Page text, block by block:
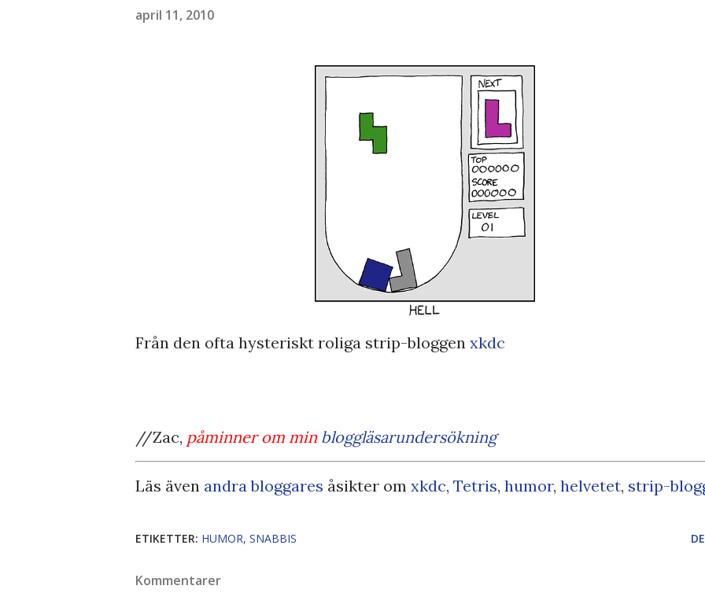
april 11, 2010
Från den ofta hysteriskt roliga strip-bloggen xkdc
//Zac, påminner om min bloggläsarundersökning
Läs även andra bloggares åsikter om xkdc, Tetris, humor, helvetet, strip-
ETIKETTER: HUMOR SNABBIS
Kommentarer